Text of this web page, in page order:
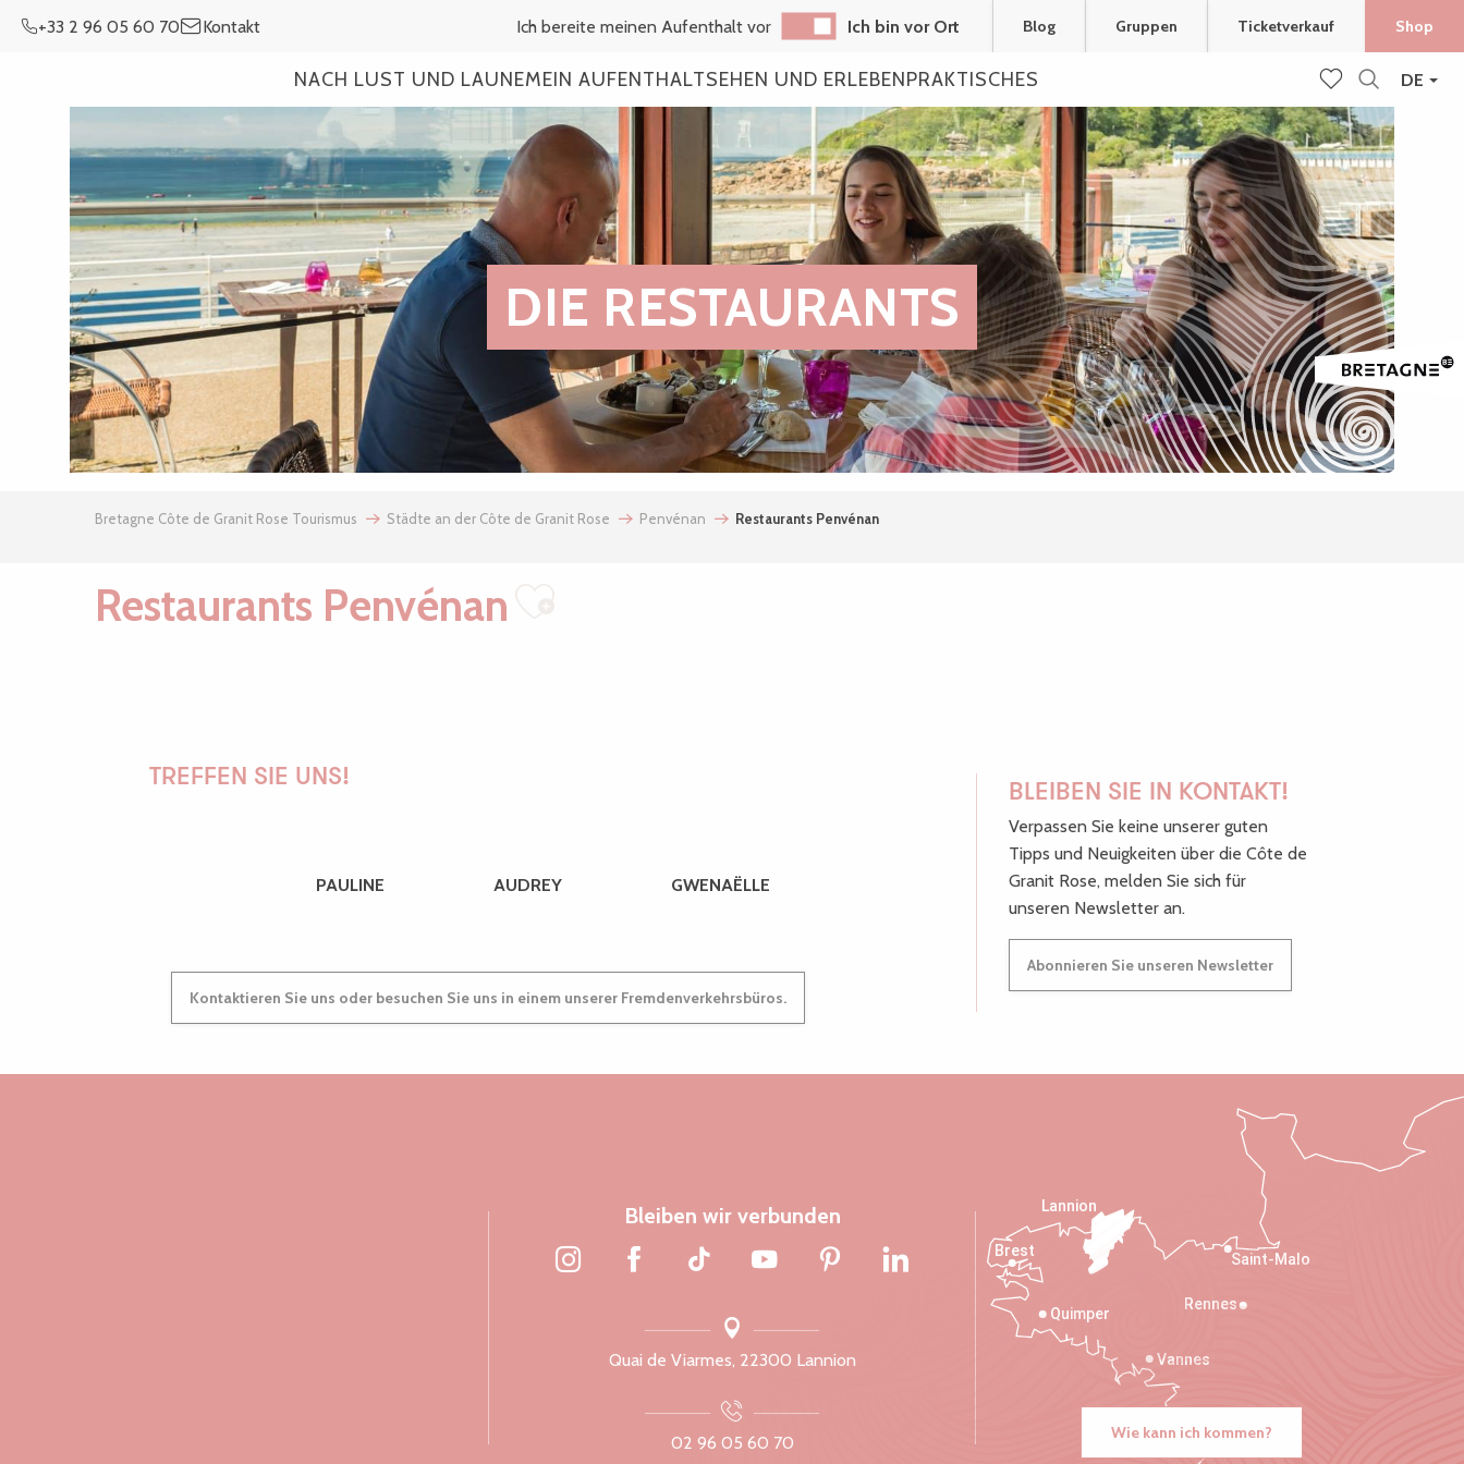
Voir les favoris
Suche
DE
+33 2 96 05 60 70 Kontakt Ich bereite meinen Aufenthalt vor Ich bin vor Ort Blog Gruppen Ticketverkauf Shop
NACH LUST UND LAUNEMEIN AUFENTHALTSEHEN UND ERLEBENPRAKTISCHES
DIE RESTAURANTS
Bretagne Côte de Granit Rose Tourismus Städte an der Côte de Granit Rose Penvénan Restaurants Penvénan
Restaurants Penvénan
Le Grand Hôtel de Port-BlancTREFFEN SIE UNS!
PAULINE AUDREY GWENAËLLE
Kontaktieren Sie uns oder besuchen Sie uns in einem unserer Fremdenverkehrsbüros.
BLEIBEN SIE IN KONTAKT!
Verpassen Sie keine unserer guten
Tipps und Neuigkeiten über die Côte de
Granit Rose, melden Sie sich für
unseren Newsletter an.
Abonnieren Sie unseren Newsletter
Bleiben wir verbunden
Quai de Viarmes, 22300 Lannion
02 96 05 60 70
Saint-Malo
Rennes
Vannes
Quimper
Lannion
Brest
Wie kann ich kommen?